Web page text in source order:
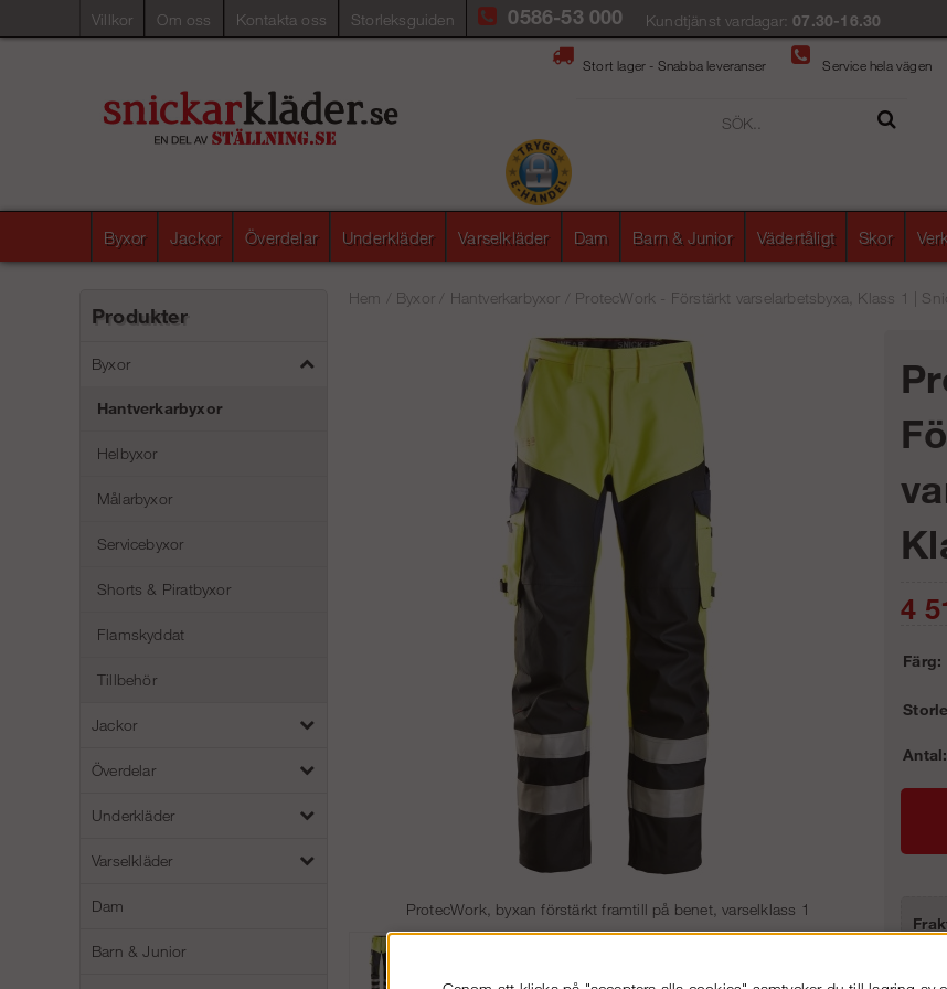
Villkor Om oss Kontakta oss Storleksguiden 0586-53 000 Kundtjänst vardagar:07.30-16.30
Stort lager - Snabba leveranser Service hela vägen
Byxor Jackor Överdelar Underkläder Varselkläder Dam Barn & Junior Vädertåligt Skor
Produkter
Byxor
Hantverkarbyxor
Helbyxor
Målarbyxor
Servicebyxor
Shorts & Piratbyxor
Flamskyddat
Tillbehör
Jackor
Överdelar
Underkläder
Varselkläder
Dam
Barn & Junior
Hem Byxor Hantverkarbyxor ProtecWork - Förstärkt varselarbetsbyxa, Klass 1 |
ProtecWork, byxan förstärkt framtill på benet, varselklass 1
4
Färg:
Antal: